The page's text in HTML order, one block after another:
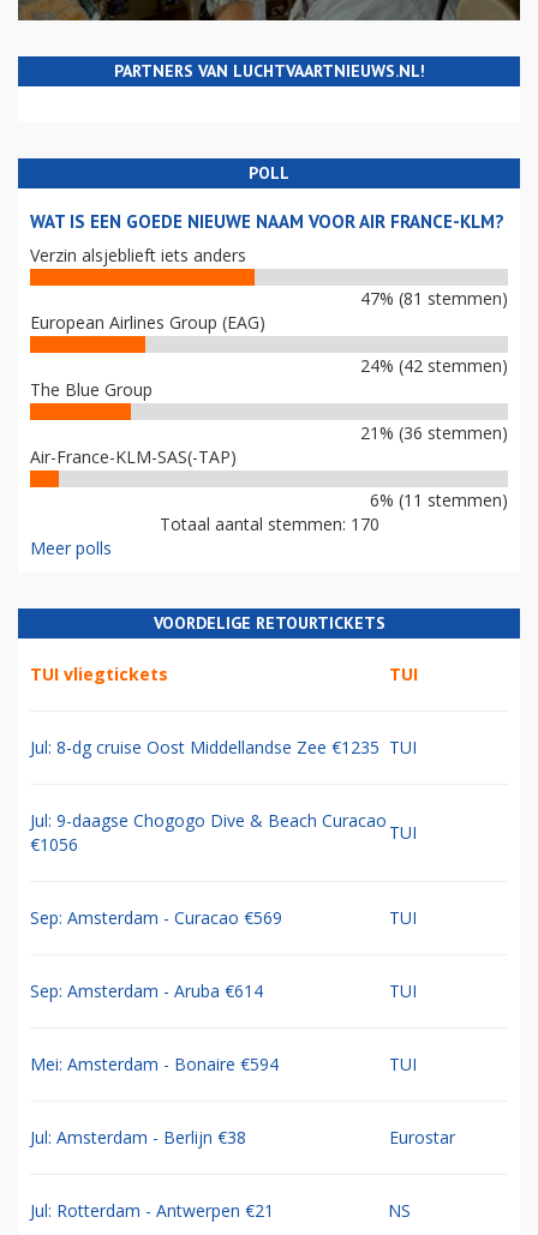
PARTNERS VAN LUCHTVAARTNIEUWS.NL!
POLL
WAT IS EEN GOEDE NIEUWE NAAM VOOR AIR FRANCE-KLM?
Verzin alsjeblieft iets anders
47% (81 stemmen)
European Airlines Group (EAG)
24% (42 stemmen)
The Blue Group
21% (36 stemmen)
Air-France-KLM-SAS(-TAP)
6% (11 stemmen)
Totaal aantal stemmen: 170
Meer polls
VOORDELIGE RETOURTICKETS
TUI vliegtickets TUI
Jul: 8-dg cruise Oost Middellandse Zee €1235 TUI
Jul: 9-daagse Chogogo Dive & Beach Curacao
€1056
TUI
Sep: Amsterdam - Curacao €569 TUI
Sep: Amsterdam - Aruba €614 TUI
Mei: Amsterdam - Bonaire €594 TUI
Jul: Amsterdam - Berlijn €38 Eurostar
Jul: Rotterdam - Antwerpen €21 NS